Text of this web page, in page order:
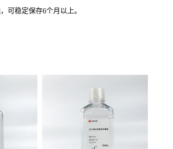
可稳定保存6个月以上。